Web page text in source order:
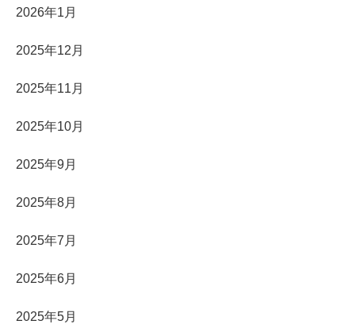
2026年1月
2025年12月
2025年11月
2025年10月
2025年9月
2025年8月
2025年7月
2025年6月
2025年5月